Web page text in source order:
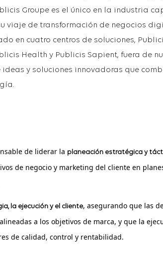
Groupe es el único en la industria
viaje de transformación de negocios
en cuatro centros de soluciones,
Health y Publicis Sapient, fuera de
y soluciones innovadoras que
de liderar la planeación estratégica y
de negocio y marketing del cliente en
la ejecución y el cliente, asegurando que las
a los objetivos de marca, y que la
de calidad, control y rentabilidad.